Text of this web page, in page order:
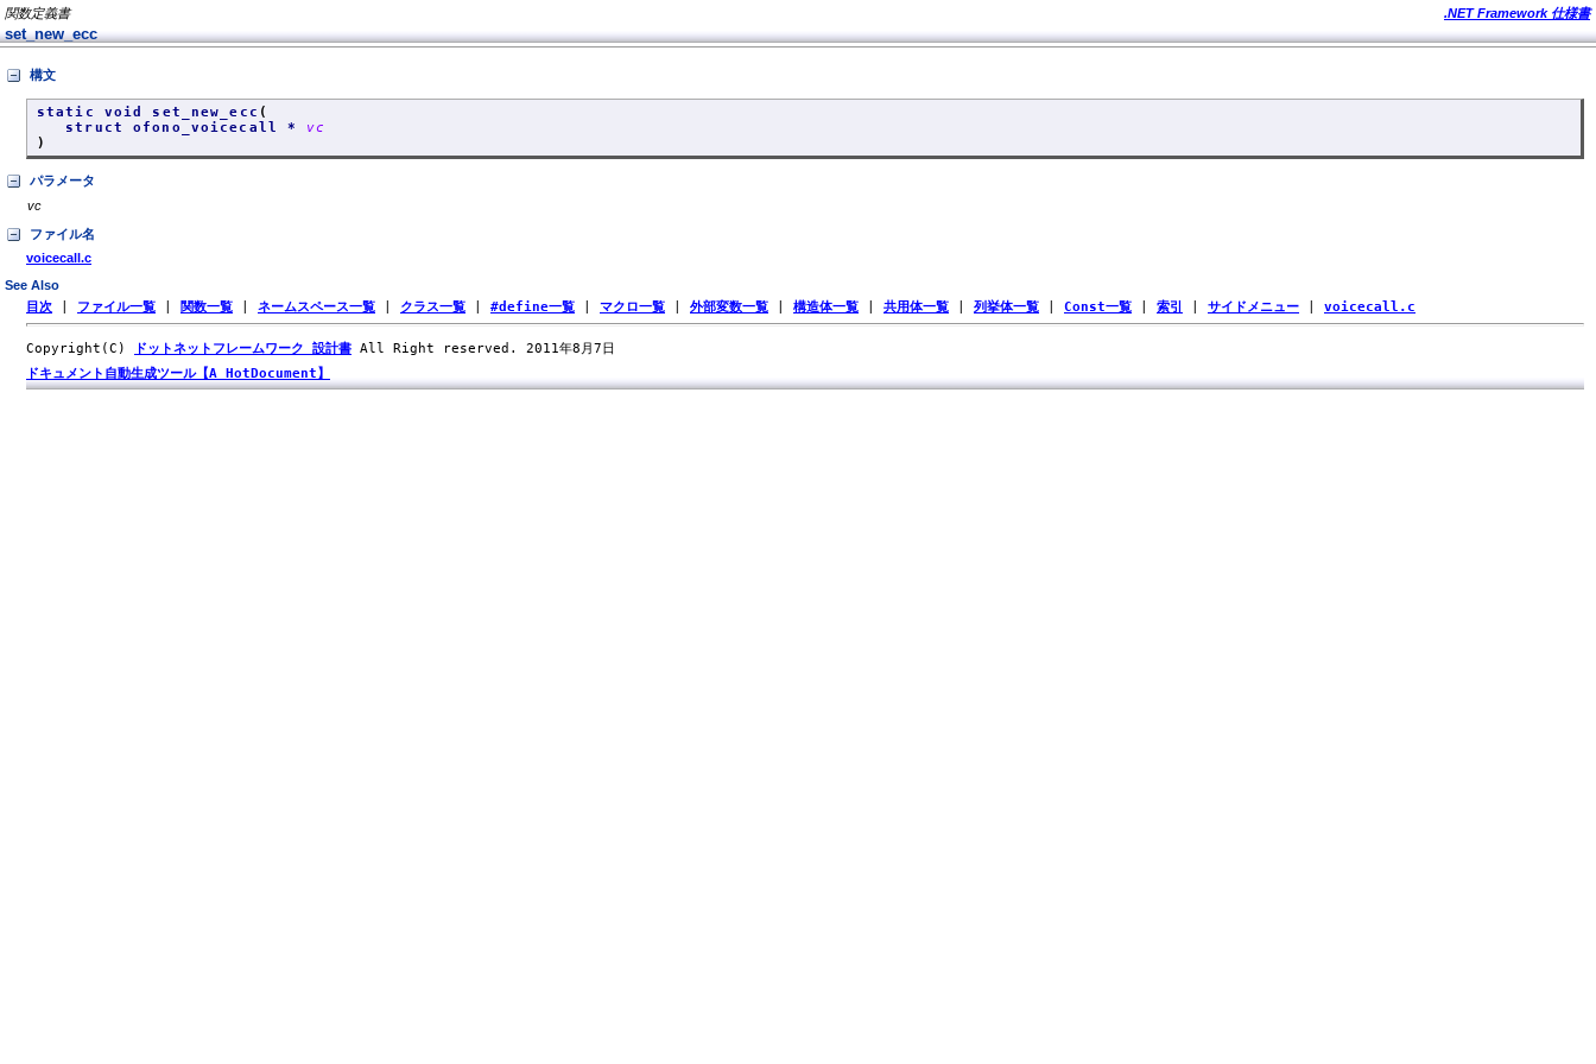
関数定義書 .NET Framework 仕様書
set_new_ecc
構文
static void set_new_ecc (
struct ofono_voicecall * vc
)
パラメータ
vc
ファイル名
voicecall.c
See Also
目次 ファイル一覧 関数一覧 ネームスペース一覧 クラス一覧 #define一覧 マクロ一覧 外部変数一覧 構造体一覧 共用体一覧 列挙体一覧 Const一覧 索引 サイドメニュー voicecall.c
Copyright(C) ドットネットフレームワーク 設計書 All Right reserved. 2011年8月7日
ドキュメント自動生成ツール【A HotDocument】